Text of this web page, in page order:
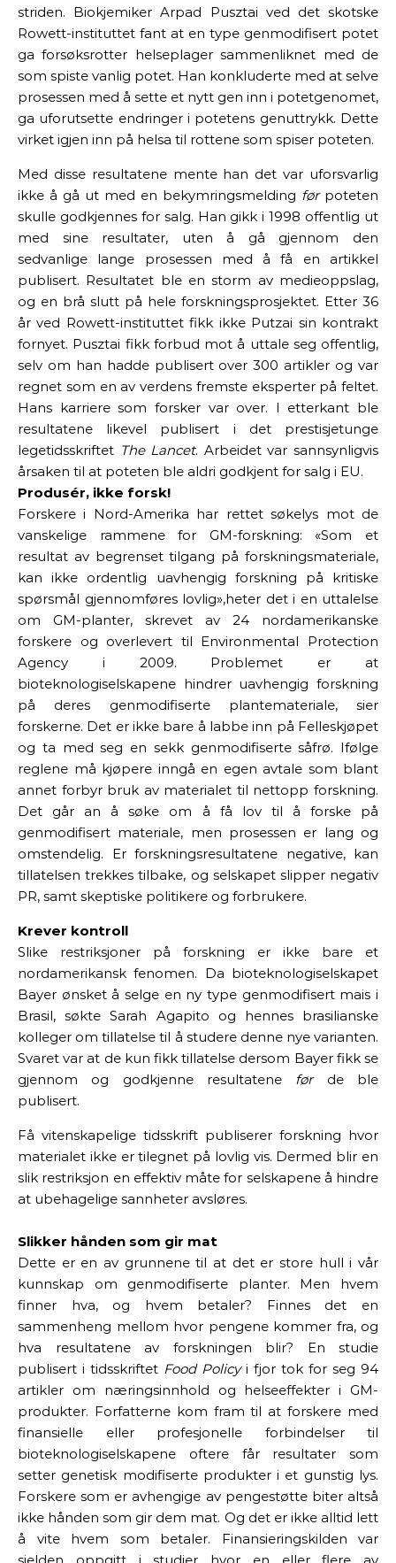
striden. Biokjemiker Arpad Pusztai ved det skotske
Rowett-instituttet fant at en type genmodifisert potet
ga forsøksrotter helseplager sammenliknet med de
som spiste vanlig potet. Han konkluderte med at selve
prosessen med å sette et nytt gen inn i potetgenomet,
ga uforutsette endringer i potetens genuttrykk. Dette
virket igjen inn på helsa til rottene som spiser poteten.
Med disse resultatene mente han det var uforsvarlig
ikke å gå ut med en bekymringsmelding førpoteten
skulle godkjennes for salg. Han gikk i 1998 offentlig ut
med sine resultater, uten å gå gjennom den
sedvanlige lange prosessen med å få en artikkel
publisert. Resultatet ble en storm av medieoppslag,
og en brå slutt på hele forskningsprosjektet. Etter 36
år ved Rowett-instituttet fikk ikke Putzai sin kontrakt
fornyet. Pusztai fikk forbud mot å uttale seg offentlig,
selv om han hadde publisert over 300 artikler og var
regnet som en av verdens fremste eksperter på feltet.
Hans karriere som forsker var over. I etterkant ble
resultatene likevel publisert i det prestisjetunge
legetidsskriftet The Lancet. Arbeidet var sannsynligvis
årsaken til at poteten ble aldri godkjent for salg i EU.
Produsér, ikke forsk!
Forskere i Nord-Amerika har rettet søkelys mot de
vanskelige rammene for GM-forskning: «Som et
resultat av begrenset tilgang på forskningsmateriale,
kan ikke ordentlig uavhengig forskning på kritiske
spørsmål gjennomføres lovlig»,heter det i en uttalelse
om GM-planter, skrevet av 24 nordamerikanske
forskere og overlevert til Environmental Protection
Agency i 2009. Problemet er at
bioteknologiselskapene hindrer uavhengig forskning
på deres genmodifiserte plantemateriale, sier
forskerne. Det er ikke bare å labbe inn på Felleskjøpet
og ta med seg en sekk genmodifiserte såfrø. Ifølge
reglene må kjøpere inngå en egen avtale som blant
annet forbyr bruk av materialet til nettopp forskning.
Det går an å søke om å få lov til å forske på
genmodifisert materiale, men prosessen er lang og
omstendelig. Er forskningsresultatene negative, kan
tillatelsen trekkes tilbake, og selskapet slipper negativ
PR, samt skeptiske politikere og forbrukere.
Krever kontroll
Slike restriksjoner på forskning er ikke bare et
nordamerikansk fenomen. Da bioteknologiselskapet
Bayer ønsket å selge en ny type genmodifisert mais i
Brasil, søkte Sarah Agapito og hennes brasilianske
kolleger om tillatelse til å studere denne nye varianten.
Svaret var at de kun fikk tillatelse dersom Bayer fikk se
gjennom og godkjenne resultatene førde ble
publisert.
Få vitenskapelige tidsskrift publiserer forskning hvor
materialet ikke er tilegnet på lovlig vis. Dermed blir en
slik restriksjon en effektiv måte for selskapene å hindre
at ubehagelige sannheter avsløres.
Slikker hånden som gir mat
Dette er en av grunnene til at det er store hull i vår
kunnskap om genmodifiserte planter. Men hvem
finner hva, og hvem betaler? Finnes det en
sammenheng mellom hvor pengene kommer fra, og
hva resultatene av forskningen blir? En studie
publisert i tidsskriftet Food Policyi fjor tok for seg 94
artikler om næringsinnhold og helseeffekter i GM-
produkter. Forfatterne kom fram til at forskere med
finansielle eller profesjonelle forbindelser til
bioteknologiselskapene oftere får resultater som
setter genetisk modifiserte produkter i et gunstig lys.
Forskere som er avhengige av pengestøtte biter altså
ikke hånden som gir dem mat. Og det er ikke alltid lett
å vite hvem som betaler. Finansieringskilden var